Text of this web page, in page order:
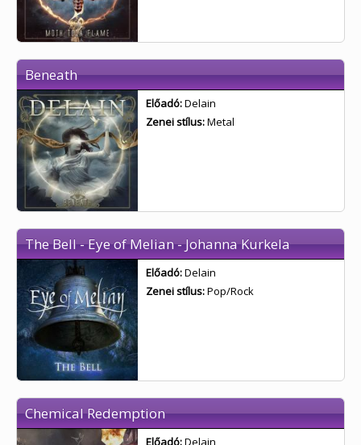
Beneath
Előadó:Delain
Zenei stílus:Metal
The Bell - Eye of Melian - Johanna Kurkela
Előadó:Delain
Zenei stílus:Pop/Rock
Chemical Redemption
Előadó:Delain